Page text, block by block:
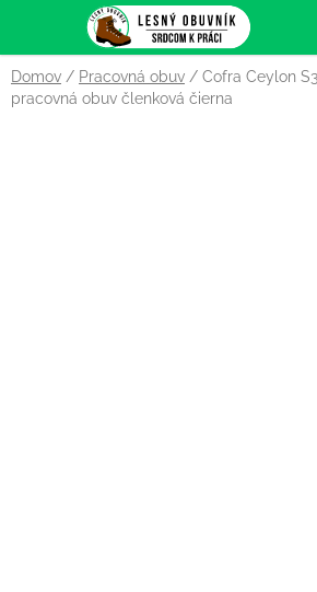
obsah
Domov / Pracovná obuv / Cofra Ceylon
pracovná obuv členková čierna